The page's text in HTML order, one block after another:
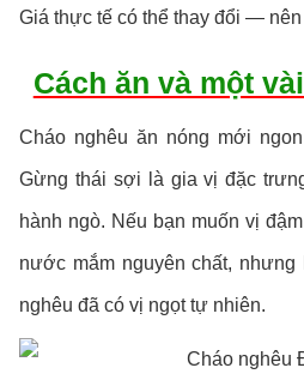
Giá thực tế có thể thay đổi —
Cách ăn và một
Cháo nghêu ăn nóng mới
Gừng thái sợi là gia vị đặc
hành ngò. Nếu bạn muốn vị
nước mắm nguyên chất,
nghêu đã có vị ngọt tự nhiên.